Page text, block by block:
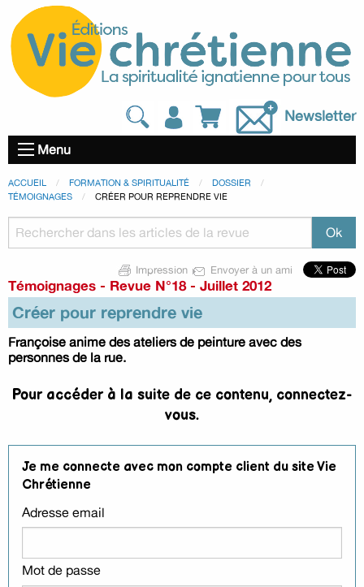
Newsletter
Menu
ACCUEIL FORMATION & SPIRITUALITÉ
DOSSIER
TÉMOIGNAGES
CRÉER POUR REPRENDRE VIE
Impression Envoyer à un ami
Témoignages - Revue N°18 - Juillet 2012
Créer pour reprendre vie
Françoise anime des ateliers de peinture avec des
personnes de la rue.
Pour accéder à la suite de ce contenu, connectez-
vous.
Je me connecte avec mon compte client du site Vie
Chrétienne
Adresse email
Mot de passe